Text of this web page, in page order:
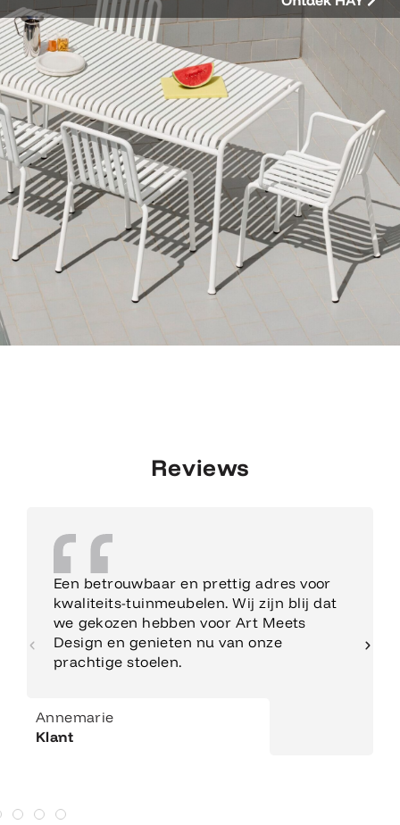
Reviews
Een betrouwbaar en prettig adres voor
kwaliteits-tuinmeubelen. Wij zijn blij dat
we gekozen hebben voor Art Meets
Design en genieten nu van onze
prachtige stoelen.
Annemarie
Klant